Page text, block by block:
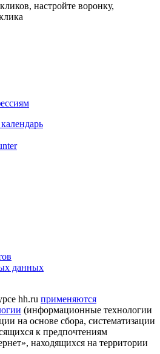
настройте воронку,
данных
hh.ru применяются
(информационные технологии
на основе сбора, систематизации
к предпочтениям
находящихся на территории